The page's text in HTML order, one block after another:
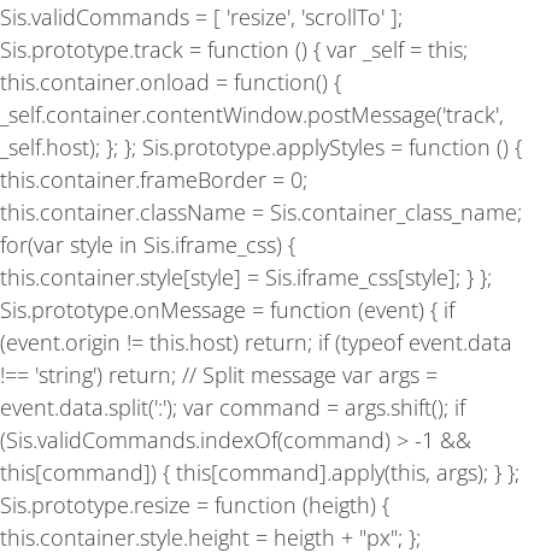
Sis.validCommands = [ 'resize', 'scrollTo' ];
Sis.prototype.track = function () { var _self = this;
this.container.onload = function() {
_self.container.contentWindow.postMessage('track',
_self.host); }; }; Sis.prototype.applyStyles = function () {
this.container.frameBorder = 0;
this.container.className = Sis.container_class_name;
for(var style in Sis.iframe_css) {
this.container.style[style] = Sis.iframe_css[style]; } };
Sis.prototype.onMessage = function (event) { if
(event.origin != this.host) return; if (typeof event.data
!== 'string') return; // Split message var args =
event.data.split(':'); var command = args.shift(); if
(Sis.validCommands.indexOf(command) > -1 &&
this[command]) { this[command].apply(this, args); } };
Sis.prototype.resize = function (heigth) {
this.container.style.height = heigth + "px"; };